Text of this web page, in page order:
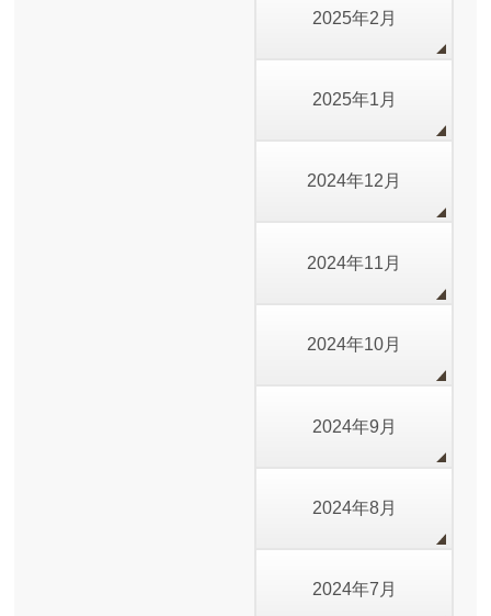
2025年2月
2025年1月
2024年12月
2024年11月
2024年10月
2024年9月
2024年8月
2024年7月